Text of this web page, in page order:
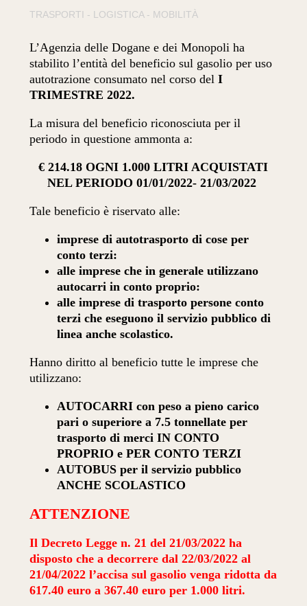
TRASPORTI - LOGISTICA - MOBILITÀ
L’Agenzia delle Dogane e dei Monopoli ha
stabilito l’entità del beneficio sul gasolio per uso
autotrazione consumato nel corso delI
TRIMESTRE 2022.
La misura del beneficio riconosciuta per il
periodo in questione ammonta a:
€ 214.18 OGNI 1.000 LITRI ACQUISTATI
NEL PERIODO 01/01/2022- 21/03/2022
Tale beneficio è riservato alle:
imprese di autotrasporto di cose per
conto terzi:
alle imprese che in generale utilizzano
autocarri in conto proprio:
alle imprese di trasporto persone conto
terzi che eseguono il servizio pubblico di
linea anche scolastico.
Hanno diritto al beneficio tutte le imprese che
utilizzano:
AUTOCARRI con peso a pieno carico
pari o superiore a 7.5 tonnellate per
trasporto di merci IN CONTO
PROPRIO e PER CONTO TERZI
AUTOBUS per il servizio pubblico
ANCHE SCOLASTICO
ATTENZIONE
Il Decreto Legge n. 21 del 21/03/2022 ha
disposto che a decorrere dal 22/03/2022 al
21/04/2022 l’accisa sul gasolio venga ridotta da
617.40 euro a 367.40 euro per 1.000 litri.